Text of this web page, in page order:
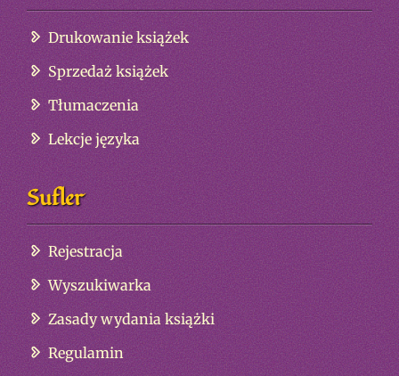
Drukowanie książek
Sprzedaż książek
Tłumaczenia
Lekcje języka
Sufler
Rejestracja
Wyszukiwarka
Zasady wydania książki
Regulamin